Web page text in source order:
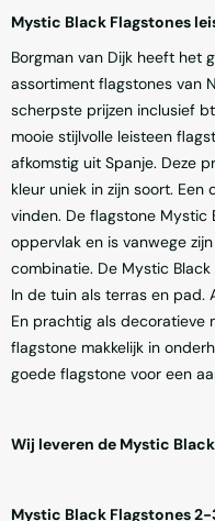
Mystic Black Flagstones
Borgman van Dijk heeft het
assortiment flagstones van
scherpste prijzen inclusief
mooie stijlvolle leisteen
afkomstig uit Spanje. Deze
kleur uniek in zijn soort.
vinden. De flagstone Mystic
oppervlak en is vanwege
combinatie. De Mystic
In de tuin als terras en pad.
En prachtig als decoratieve
flagstone makkelijk in
goede flagstone voor een
Wij leveren de Mystic
Mystic Black Flagstones